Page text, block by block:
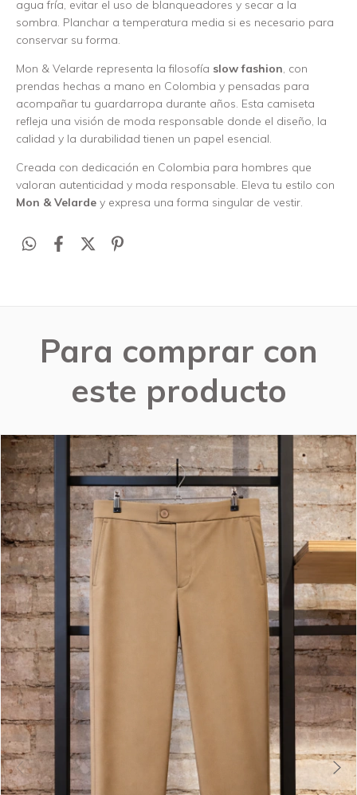
agua fría, evitar el uso de blanqueadores y secar a la
sombra. Planchar a temperatura media si es necesario para
conservar su forma.
Mon & Velarde representa la filosofía slow fashion, con
prendas hechas a mano en Colombia y pensadas para
acompañar tu guardarropa durante años. Esta camiseta
refleja una visión de moda responsable donde el diseño, la
calidad y la durabilidad tienen un papel esencial.
Creada con dedicación en Colombia para hombres que
valoran autenticidad y moda responsable. Eleva tu estilo con
Mon & Velarde y expresa una forma singular de vestir.
Para comprar con
este producto